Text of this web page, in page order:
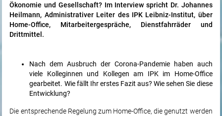
Ökonomie und Gesellschaft? Im Interview spricht Dr. Johannes
Heilmann, Administrativer Leiter des IPK Leibniz-Institut, über
Home-Office, Mitarbeitergespräche, Dienstfahrräder und
Drittmittel.
Nach dem Ausbruch der Corona-Pandemie haben auch
viele Kolleginnen und Kollegen am IPK im Home-Office
gearbeitet. Wie fällt Ihr erstes Fazit aus? Wie sehen Sie diese
Entwicklung?
Die entsprechende Regelung zum Home-Office, die genutzt werden